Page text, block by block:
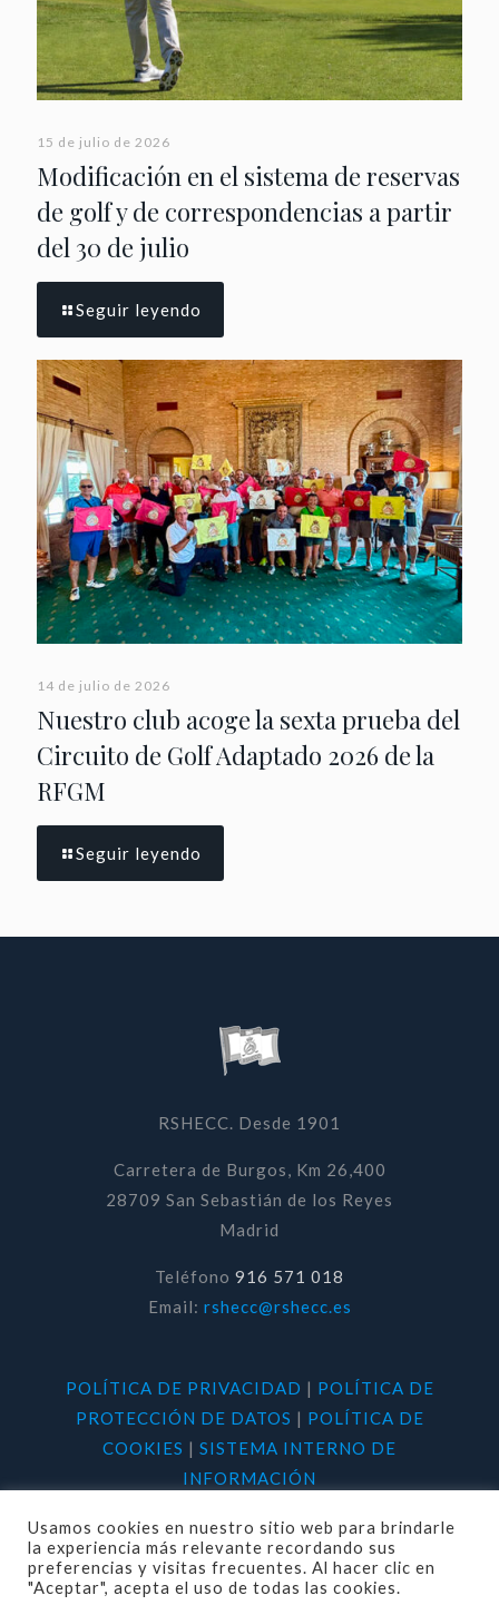
15 de julio de 2026
Modificación en el sistema de reservas
de golf y de correspondencias a partir
del 30 de julio
Seguir leyendo
14 de julio de 2026
Nuestro club acoge la sexta prueba del
Circuito de Golf Adaptado 2026 de la
RFGM
Seguir leyendo
RSHECC. Desde 1901
Carretera de Burgos, Km 26,400
28709 San Sebastián de los Reyes
Madrid
Teléfono 916 571 018
Email: rshecc@rshecc.es
POLÍTICA DE PRIVACIDAD | POLÍTICA DE
PROTECCIÓN DE DATOS | POLÍTICA DE
COOKIES | SISTEMA INTERNO DE
INFORMACIÓN
Usamos cookies en nuestro sitio web para brindarle
la experiencia más relevante recordando sus
preferencias y visitas frecuentes. Al hacer clic en
"Aceptar", acepta el uso de todas las cookies.